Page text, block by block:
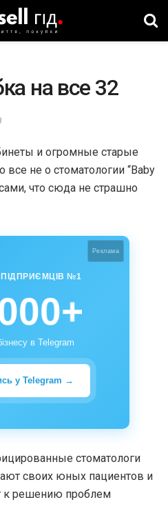
на все 32
и огромные старые
не о стоматологии “Baby
что сюда не страшно
Реклама
№1
в Telegram
у Telegram →
стоматологи
своих юных пациентов и
к решению проблем